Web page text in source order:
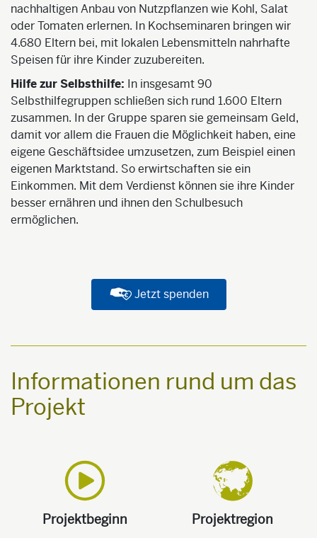
nachhaltigen Anbau von Nutzpflanzen wie Kohl, Salat
oder Tomaten erlernen. In Kochseminaren bringen wir
4.680 Eltern bei, mit lokalen Lebensmitteln nahrhafte
Speisen für ihre Kinder zuzubereiten.
Hilfe zur Selbsthilfe: In insgesamt 90
Selbsthilfegruppen schließen sich rund 1.600 Eltern
zusammen. In der Gruppe sparen sie gemeinsam Geld,
damit vor allem die Frauen die Möglichkeit haben, eine
eigene Geschäftsidee umzusetzen, zum Beispiel einen
eigenen Marktstand. So erwirtschaften sie ein
Einkommen. Mit dem Verdienst können sie ihre Kinder
besser ernähren und ihnen den Schulbesuch
ermöglichen.
Jetzt spenden
Informationen rund um das
Projekt
Projektbeginn Projektregion